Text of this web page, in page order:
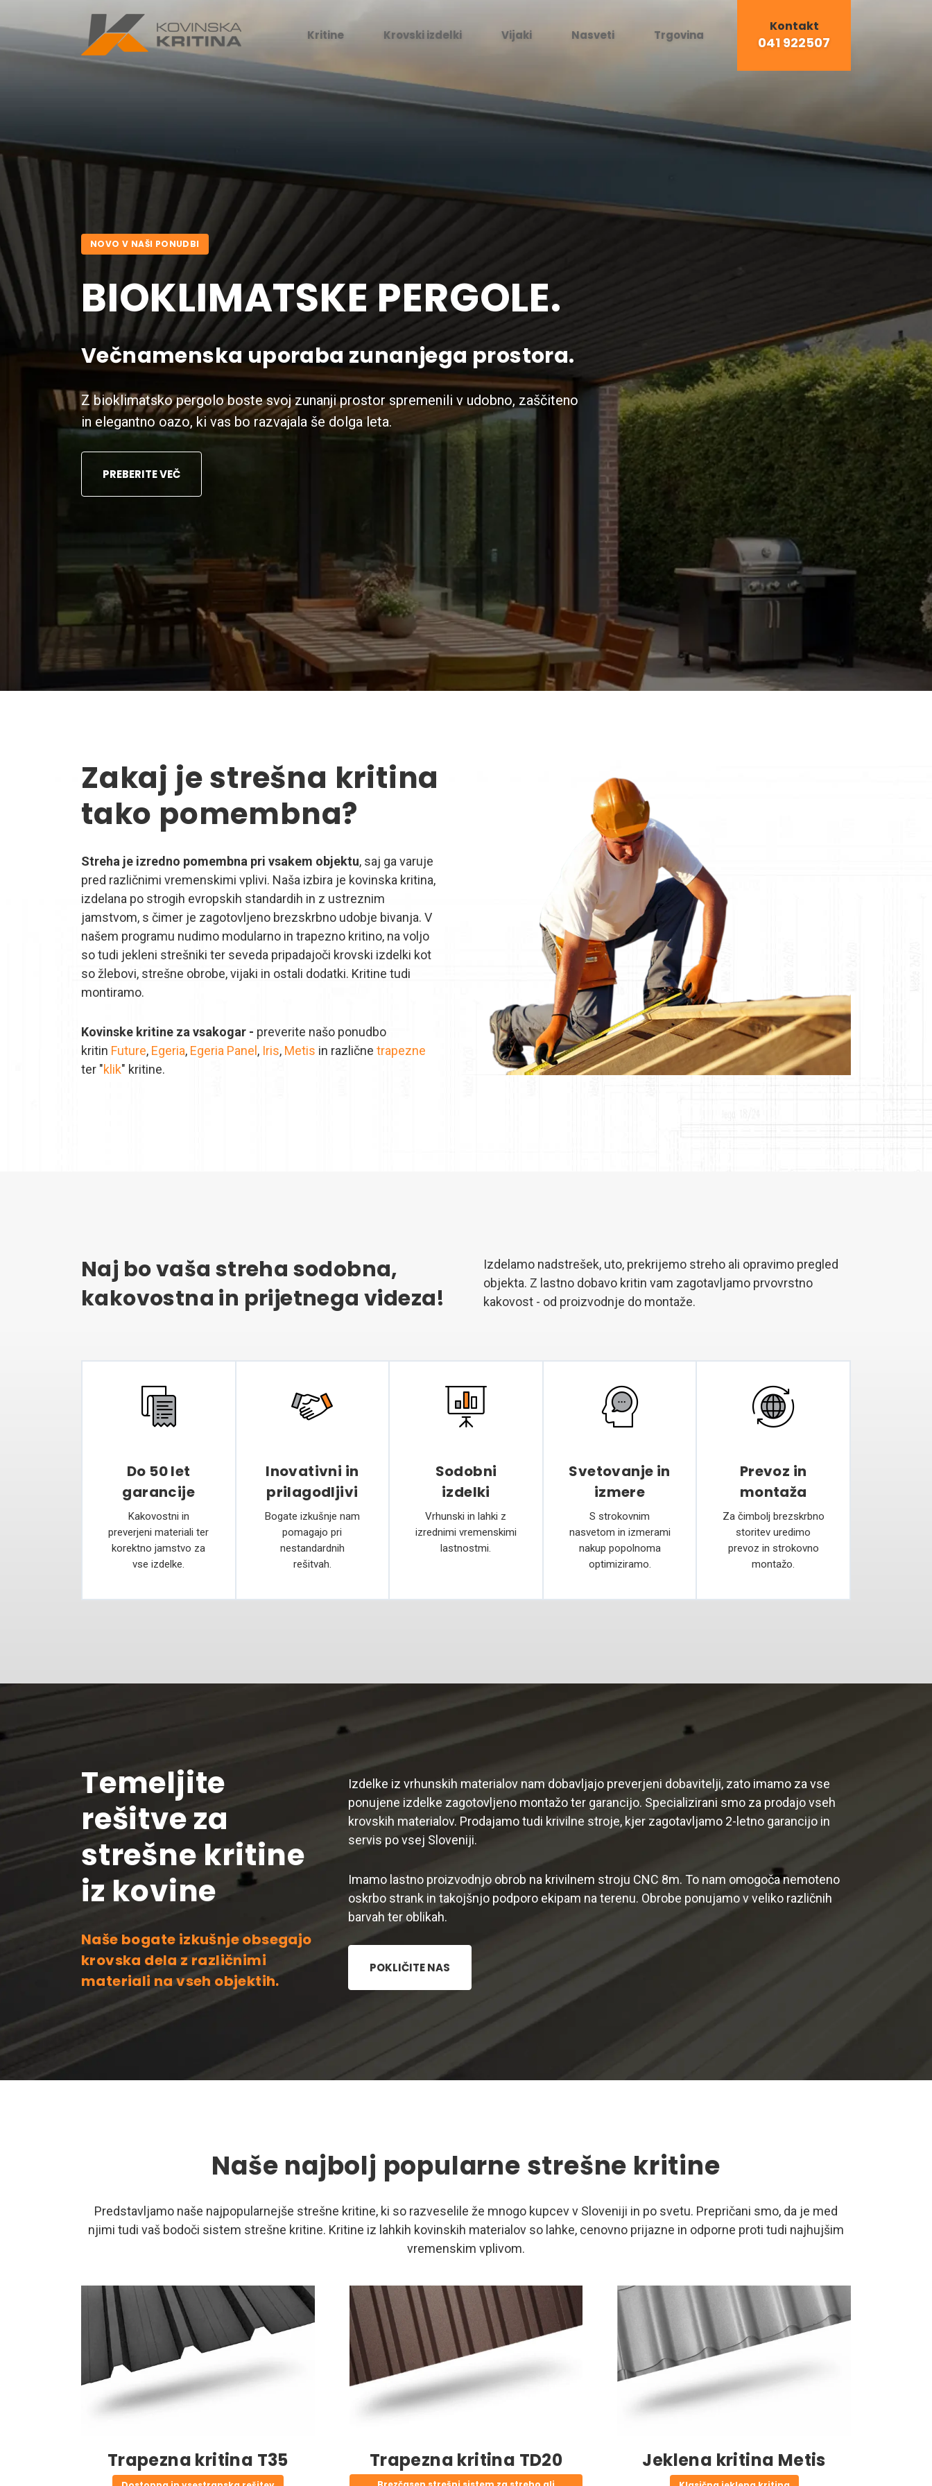
Kritine Krovski izdelki Vijaki Nasveti Trgovina
Kontakt
041 922507
NOVO V NAŠI PONUDBI
BIOKLIMATSKE PERGOLE.
Večnamenska uporaba zunanjega prostora.
Z bioklimatsko pergolo boste svoj zunanji prostor spremenili v udobno, zaščiteno
in elegantno oazo, ki vas bo razvajala še dolga leta.
PREBERITE VEČ
Zakaj je strešna kritina
tako pomembna?
Streha je izredno pomembna pri vsakem objektu, saj ga varuje
pred različnimi vremenskimi vplivi. Naša izbira je kovinska kritina,
izdelana po strogih evropskih standardih in z ustreznim
jamstvom, s čimer je zagotovljeno brezskrbno udobje bivanja. V
našem programu nudimo modularno in trapezno kritino, na voljo
so tudi jekleni strešniki ter seveda pripadajoči krovski izdelki kot
so žlebovi, strešne obrobe, vijaki in ostali dodatki. Kritine tudi
montiramo.
Kovinske kritine za vsakogar - preverite našo ponudbo
kritin Future, Egeria, Egeria Panel , Iris, Metis in različne trapezne
ter "klik" kritine.
Naj bo vaša streha sodobna,
kakovostna in prijetnega videza!
Izdelamo nadstrešek, uto, prekrijemo streho ali opravimo pregled
objekta. Z lastno dobavo kritin vam zagotavljamo prvovrstno
kakovost - od proizvodnje do montaže.
Do 50 let
garancije
Kakovostni in
preverjeni materiali ter
korektno jamstvo za
vse izdelke.
Inovativni in
prilagodljivi
Bogate izkušnje nam
pomagajo pri
nestandardnih
rešitvah.
Sodobni
izdelki
Vrhunski in lahki z
izrednimi vremenskimi
lastnostmi.
Svetovanje in
izmere
S strokovnim
nasvetom in izmerami
nakup popolnoma
optimiziramo.
Prevoz in
montaža
Za čimbolj brezskrbno
storitev uredimo
prevoz in strokovno
montažo.
Temeljite
rešitve za
strešne kritine
iz kovine
Naše bogate izkušnje obsegajo
krovska dela z različnimi
materiali na vseh objektih.
Izdelke iz vrhunskih materialov nam dobavljajo preverjeni dobavitelji, zato imamo za vse
ponujene izdelke zagotovljeno montažo ter garancijo. Specializirani smo za prodajo vseh
krovskih materialov. Prodajamo tudi krivilne stroje, kjer zagotavljamo 2-letno garancijo in
servis po vsej Sloveniji.
Imamo lastno proizvodnjo obrob na krivilnem stroju CNC 8m. To nam omogoča nemoteno
oskrbo strank in takojšnjo podporo ekipam na terenu. Obrobe ponujamo v veliko različnih
barvah ter oblikah.
POKLIČITE NAS
Naše najbolj popularne strešne kritine
Predstavljamo naše najpopularnejše strešne kritine, ki so razveselile že mnogo kupcev v Sloveniji in po svetu. Prepričani smo, da je med
njimi tudi vaš bodoči sistem strešne kritine. Kritine iz lahkih kovinskih materialov so lahke, cenovno prijazne in odporne proti tudi najhujšim
vremenskim vplivom.
Trapezna kritina T35 Trapezna kritina TD20 Jeklena kritina Metis